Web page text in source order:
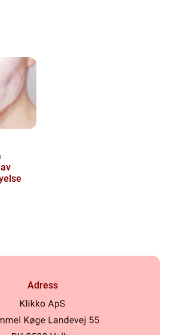
Adress